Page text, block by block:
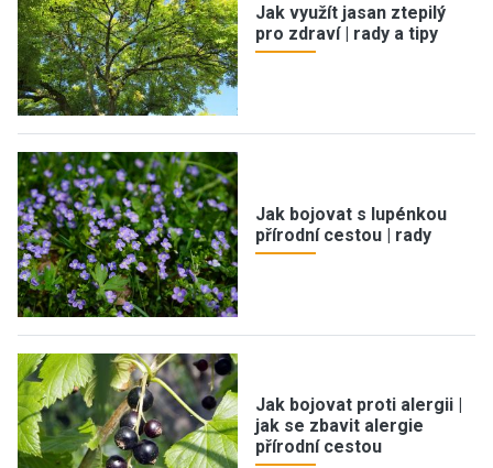
Jak využít jasan ztepilý
pro zdraví | rady a tipy
Jak bojovat s lupénkou
přírodní cestou | rady
Jak bojovat proti alergii |
jak se zbavit alergie
přírodní cestou